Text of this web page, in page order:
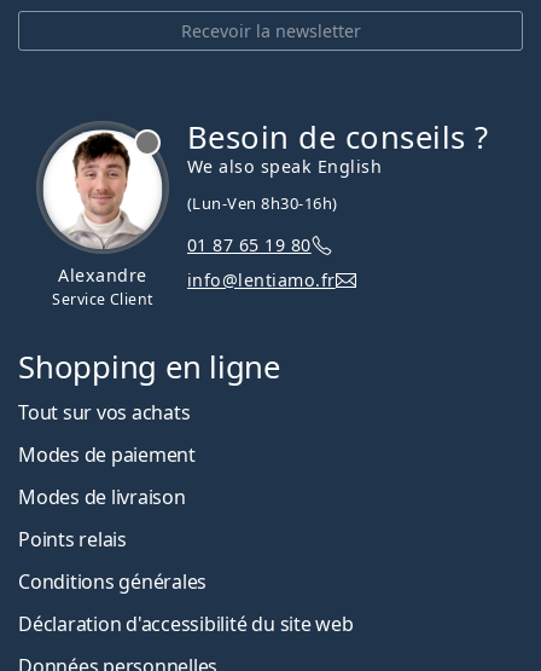
Recevoir la newsletter
Alexandre
Service Client
Besoin de conseils ?
We also speak English
(Lun-Ven 8h30-16h)
01 87 65 19 80
info@lentiamo.fr
Shopping en ligne
Tout sur vos achats
Modes de paiement
Modes de livraison
Points relais
Conditions générales
Déclaration d'accessibilité du site web